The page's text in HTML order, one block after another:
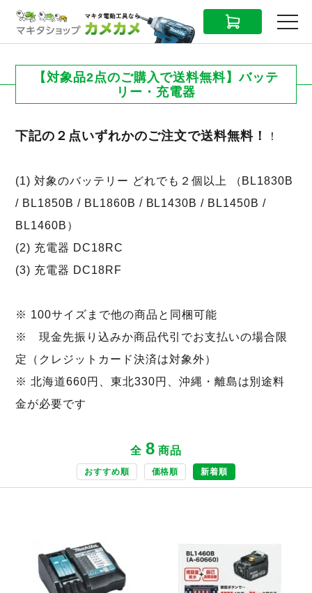
CART MENU
【対象品2点のご購入で送料無料】バッテ
リー・充電器
下記の２点いずれかのご注文で送料無料！ ！
(1) 対象のバッテリー どれでも２個以上 （BL1830B
/ BL1850B / BL1860B / BL1430B / BL1450B /
BL1460B）
(2) 充電器 DC18RC
(3) 充電器 DC18RF
※ 100サイズまで他の商品と同梱可能
※ 現金先振り込みか商品代引でお支払いの場合限
定（クレジットカード決済は対象外）
※ 北海道660円、東北330円、沖縄・離島は別途料
金が必要です
全 8 商品
おすすめ順 価格順 新着順